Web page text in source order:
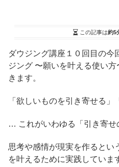
この記事は約5
ダウジング講座１０回目の今
ジング 〜願いを叶える使い
きます。
「欲しいものを引き寄せる」
… これがいわゆる「引き寄せ
思考や感情が現実を作るとい
を叶えるために実践していま